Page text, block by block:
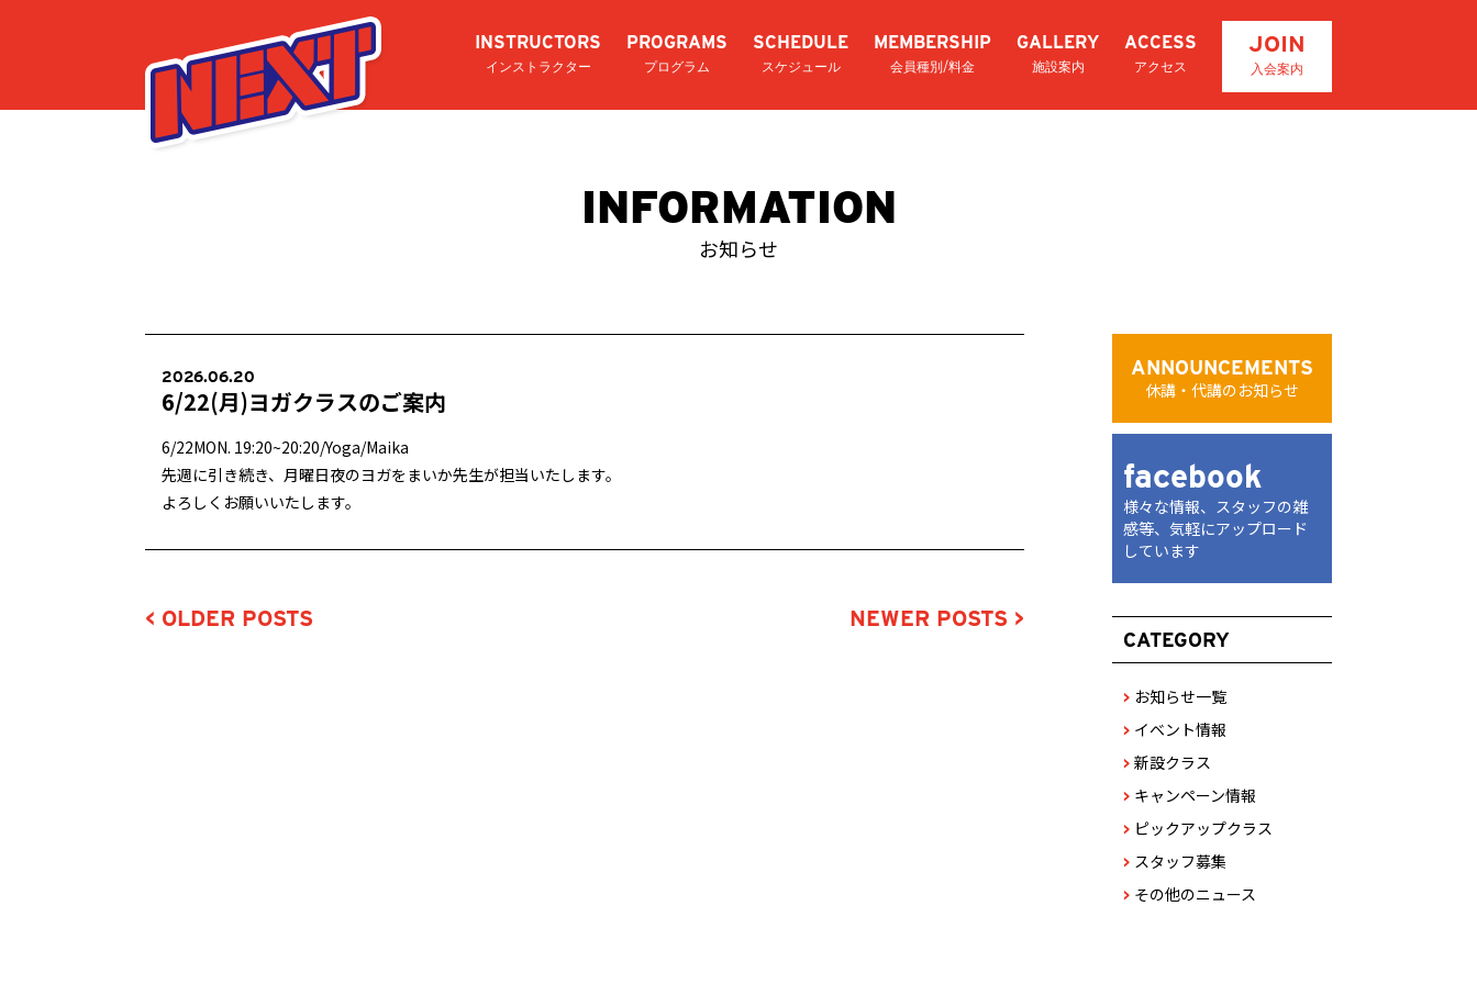
INSTRUCTORS
インストラクター
PROGRAMS
プログラム
SCHEDULE
スケジュール
MEMBERSHIP
会員種別/料金
GALLERY
施設案内
ACCESS
アクセス
JOIN
入会案内
INFORMATION
お知らせ
2026.06.20
6/22(月)ヨガクラスのご案内
6/22MON. 19:20~20:20/Yoga/Maika
先週に引き続き、月曜日夜のヨガをまいか先生が担当いたします。
よろしくお願いいたします。
NEWER POSTS >
< OLDER POSTS
ANNOUNCEMENTS
休講・代講のお知らせ
facebook
様々な情報、スタッフの雑
感等、気軽にアップロード
しています
CATEGORY
> お知らせ一覧
> イベント情報
> 新設クラス
> キャンペーン情報
> ピックアップクラス
> スタッフ募集
> その他のニュース